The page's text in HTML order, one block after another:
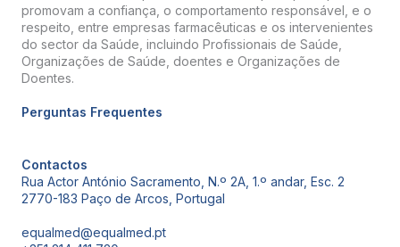
promovam a confiança, o comportamento responsável, e o
respeito, entre empresas farmacêuticas e os intervenientes
do sector da Saúde, incluindo Profissionais de Saúde,
Organizações de Saúde, doentes e Organizações de
Doentes.
Perguntas Frequentes
Contactos
Rua Actor António Sacramento, N.º 2A, 1.º andar, Esc. 2
2770-183 Paço de Arcos, Portugal
equalmed@equalmed.pt